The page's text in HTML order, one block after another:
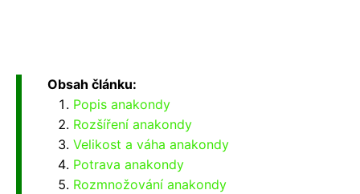
Obsah článku:
Popis anakondy
Rozšíření anakondy
Velikost a váha anakondy
Potrava anakondy
Rozmnožování anakondy